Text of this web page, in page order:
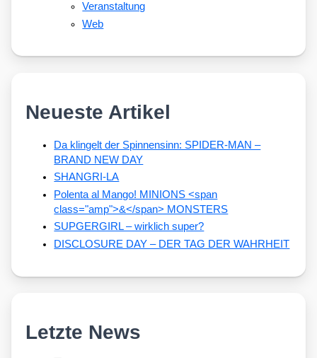
Veranstaltung
Web
Neueste Artikel
Da klingelt der Spinnensinn: SPIDER-MAN –
BRAND NEW DAY
SHANGRI-LA
Polenta al Mango! MINIONS <span
class="amp">&</span> MONSTERS
SUPGERGIRL – wirklich super?
DISCLOSURE DAY – DER TAG DER WAHRHEIT
Letzte News